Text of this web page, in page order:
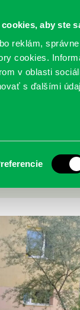
aby ste
reklám,
cookies.
v oblasti
s ďalšími
SLUŽBY
a